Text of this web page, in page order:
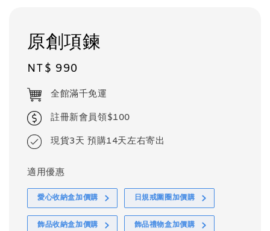
原創項鍊
Regular
price
NT$ 990
全館滿千免運
註冊新會員領$100
現貨3天 預購14天左右寄出
適用優惠
愛心收納盒加價購 日規戒圍圈加價購
飾品收納盒加價購 飾品禮物盒加價購